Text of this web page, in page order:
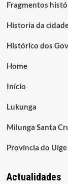
Fragmentos
Historia da
Histórico dos
Home
Início
Lukunga
Milunga Santa
Província do
Actualidades